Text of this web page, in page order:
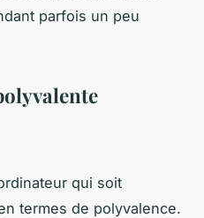
parfois un peu
qui soit
termes de polyvalence.